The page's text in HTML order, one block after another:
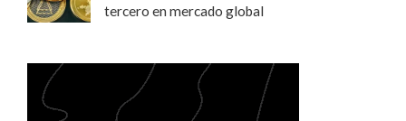
tercero en mercado global